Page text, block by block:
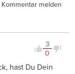
Kommentar melden
3
0
hast Du Dein